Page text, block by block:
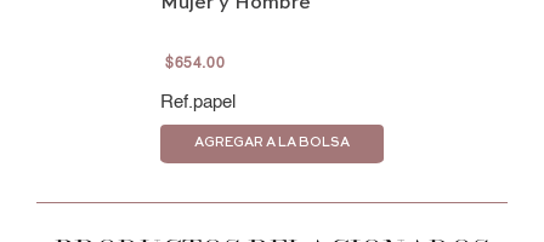
$654.00
papel
AGREGAR A LA BOLSA